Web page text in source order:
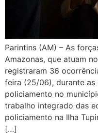
Parintins (AM) – As
Amazonas, que atuam
registraram 36
feira (25/06), durante
policiamento no
trabalho integrado das
policiamento na Ilha
[…]